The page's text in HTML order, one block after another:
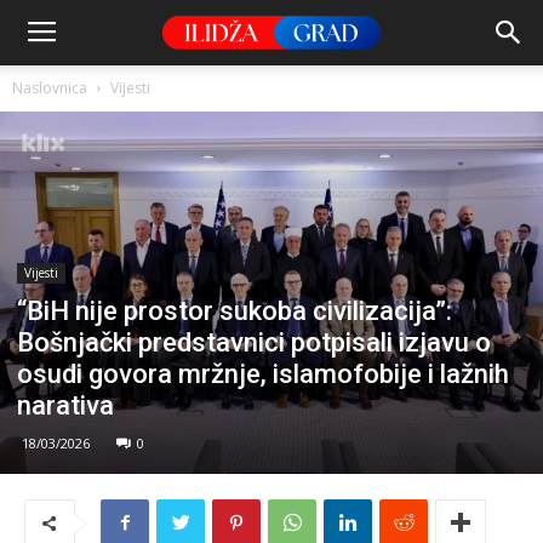
Naslovnica Vijesti
Vijesti
“BiH nije prostor sukoba civilizacija”:
Bošnjački predstavnici potpisali izjavu o
osudi govora mržnje, islamofobije i lažnih
narativa
18/03/2026 0